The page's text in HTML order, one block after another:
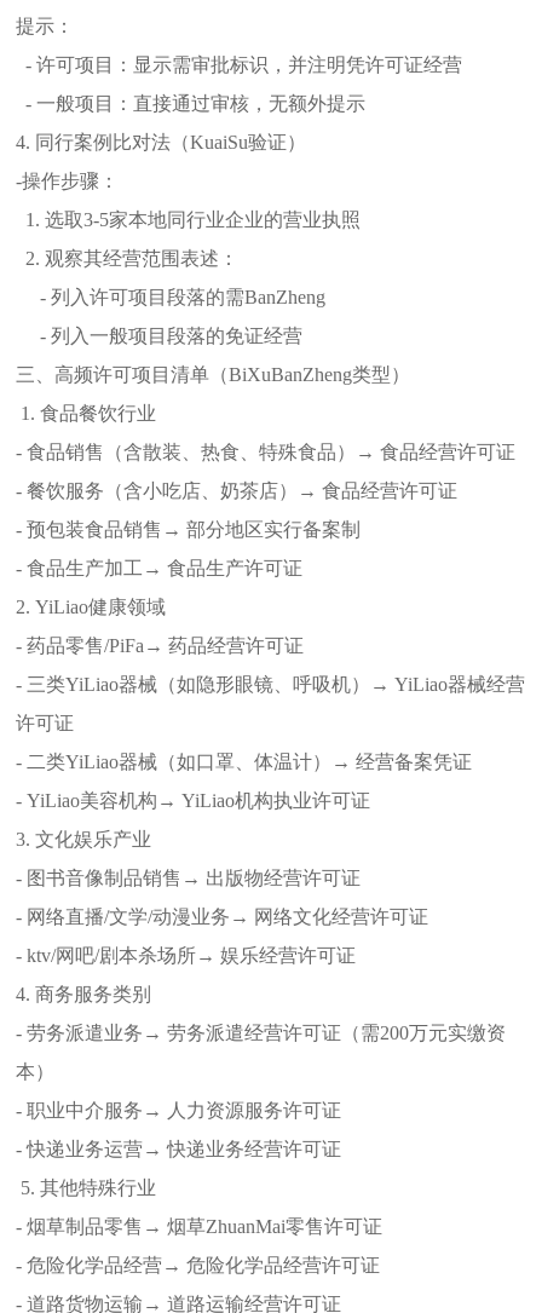
提示：
- 许可项目：显示需审批标识，并注明凭许可证经营
- 一般项目：直接通过审核，无额外提示
4. 同行案例比对法（KuaiSu验证）
-操作步骤：
1. 选取3-5家本地同行业企业的营业执照
2. 观察其经营范围表述：
- 列入许可项目段落的需BanZheng
- 列入一般项目段落的免证经营
三、高频许可项目清单（BiXuBanZheng类型）
1. 食品餐饮行业
- 食品销售（含散装、热食、特殊食品）→ 食品经营许可证
- 餐饮服务（含小吃店、奶茶店）→ 食品经营许可证
- 预包装食品销售→ 部分地区实行备案制
- 食品生产加工→ 食品生产许可证
2. YiLiao健康领域
- 药品零售/PiFa→ 药品经营许可证
- 三类YiLiao器械（如隐形眼镜、呼吸机）→ YiLiao器械经营
许可证
- 二类YiLiao器械（如口罩、体温计）→ 经营备案凭证
- YiLiao美容机构→ YiLiao机构执业许可证
3. 文化娱乐产业
- 图书音像制品销售→ 出版物经营许可证
- 网络直播/文学/动漫业务→ 网络文化经营许可证
- ktv/网吧/剧本杀场所→ 娱乐经营许可证
4. 商务服务类别
- 劳务派遣业务→ 劳务派遣经营许可证（需200万元实缴资
本）
- 职业中介服务→ 人力资源服务许可证
- 快递业务运营→ 快递业务经营许可证
5. 其他特殊行业
- 烟草制品零售→ 烟草ZhuanMai零售许可证
- 危险化学品经营→ 危险化学品经营许可证
- 道路货物运输→ 道路运输经营许可证